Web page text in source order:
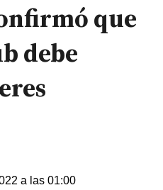
que
debe
a las 01:00